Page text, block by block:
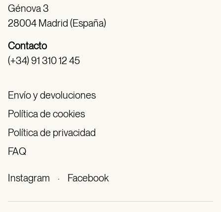
Génova 3
28004 Madrid (España)
Contacto
(+34) 91 310 12 45
Envío y devoluciones
Política de cookies
Política de privacidad
FAQ
Instagram · Facebook